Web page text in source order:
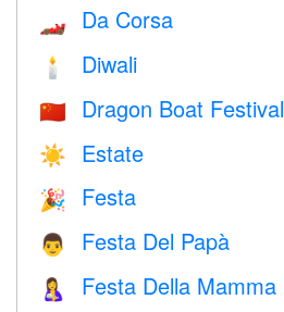
🏎 Da Corsa
🕯 Diwali
🇨🇳 Dragon Boat Festival
☀️ Estate
🎉 Festa
👨 Festa Del Papà
🤱 Festa Della Mamma